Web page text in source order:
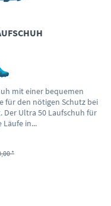
mit einer bequemen
für den nötigen Schutz bei
Der Ultra 50 Laufschuh für
in...
*